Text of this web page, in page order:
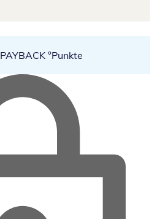
PAYBACK °Punkte